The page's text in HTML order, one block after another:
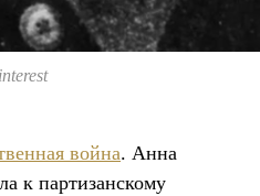
война. Анна
к партизанскому